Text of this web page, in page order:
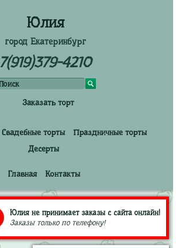
Юлия
город Екатеринбург
7(919)379-4210
Заказать торт
Свадебные торты
Праздничные торты
Десерты
Главная Контакты
Юлия не принимает заказы с сайта онлайн!
Заказы только по телефону!